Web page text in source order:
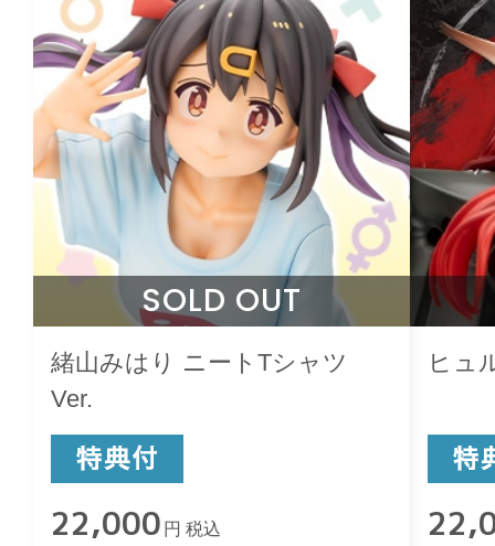
SOLD OUT
緒山みはり ニートTシャツ
Ver.
22,000 円 税込
ヒュ